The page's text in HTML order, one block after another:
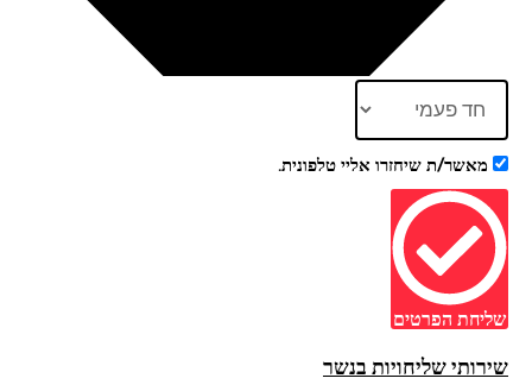
מאשר/ת שיחזרו אליי טלפונית.
שליחת הפרטים
שירותי שליחויות בנשר